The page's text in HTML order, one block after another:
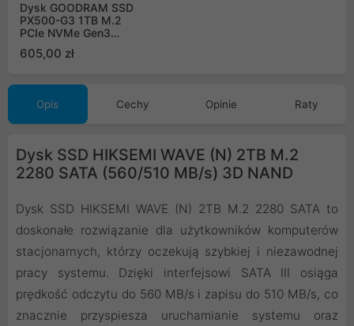
Dysk GOODRAM SSD
PX500-G3 1TB M.2
PCIe NVMe Gen3
SSDPR-PX500-01T-80-
G3
605,00 zł
Opis Cechy Opinie Raty
Dysk SSD HIKSEMI WAVE (N) 2TB M.2
2280 SATA (560/510 MB/s) 3D NAND
Dysk SSD HIKSEMI WAVE (N) 2TB M.2 2280 SATA to
doskonałe rozwiązanie dla użytkowników komputerów
stacjonarnych, którzy oczekują szybkiej i niezawodnej
pracy systemu. Dzięki interfejsowi SATA III osiąga
prędkość odczytu do 560 MB/s i zapisu do 510 MB/s, co
znacznie przyspiesza uruchamianie systemu oraz